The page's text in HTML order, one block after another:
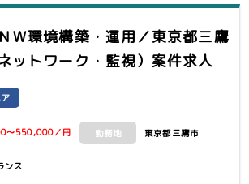
Ｗ環境構築・運用／東京都三鷹
ットワーク・監視）案件求人
〜550,000／円 勤務地 東京都三鷹市
ンス